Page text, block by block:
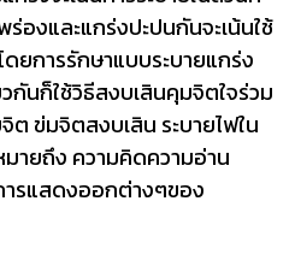
องและแกร่งปะปนกันจะเน้นใช้
ยการรักษาแบบระบายแกร่ง
กันก็ใช้วิธีสงบเสินคุมจิตใจร่วม
ต ข่มจิตสงบเสิน ระบายไฟใน
มายถึง ความคิดความอ่าน
รแสดงออกต่างๆของ